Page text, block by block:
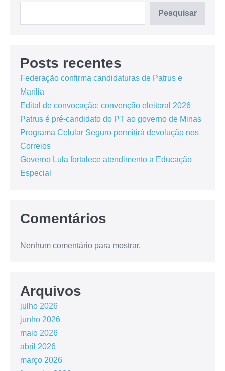
Pesquisar
Posts recentes
Federação confirma candidaturas de Patrus e
Marília
Edital de convocação: convenção eleitoral 2026
Patrus é pré-candidato do PT ao governo de Minas
Programa Celular Seguro permitirá devolução nos
Correios
Governo Lula fortalece atendimento a Educação
Especial
Comentários
Nenhum comentário para mostrar.
Arquivos
julho 2026
junho 2026
maio 2026
abril 2026
março 2026